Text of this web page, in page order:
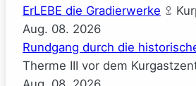
ErLEBE die Gradierwerke
Aug. 08. 2026
Rundgang durch die
Therme III vor dem